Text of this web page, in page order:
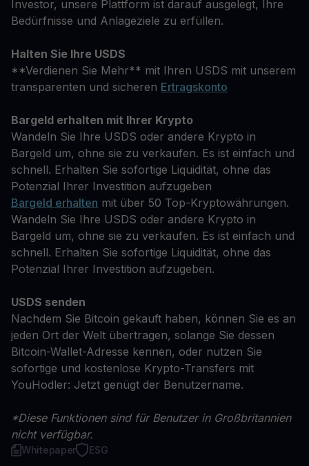
Investor, unsere Plattform ist darauf ausgelegt, Ihre
Bedürfnisse und Anlageziele zu erfüllen.
Halten Sie Ihre USDS
**Verdienen Sie Mehr** mit Ihren USDS mit unserem
transparenten und sicheren Ertragskonto
Bargeld erhalten mit Ihrer Krypto
Wandeln Sie Ihre USDS oder andere Krypto in
Bargeld um, ohne sie zu verkaufen. Es ist einfach und
schnell. Erhalten Sie sofortige Liquidität, ohne das
Potenzial Ihrer Investition aufzugeben
Bargeld erhalten mit über 50 Top-Kryptowährungen.
Wandeln Sie Ihre USDS oder andere Krypto in
Bargeld um, ohne sie zu verkaufen. Es ist einfach und
schnell. Erhalten Sie sofortige Liquidität, ohne das
Potenzial Ihrer Investition aufzugeben.
USDS senden
Nachdem Sie Bitcoin gekauft haben, können Sie es an
jeden Ort der Welt übertragen, solange Sie dessen
Bitcoin-Wallet-Adresse kennen, oder nutzen Sie
sofortige und kostenlose Krypto-Transfers mit
YouHodler: Jetzt genügt der Benutzername.
*Diese Funktionen sind für Benutzer in Großbritannien
nicht verfügbar.
Whitepaper ESG